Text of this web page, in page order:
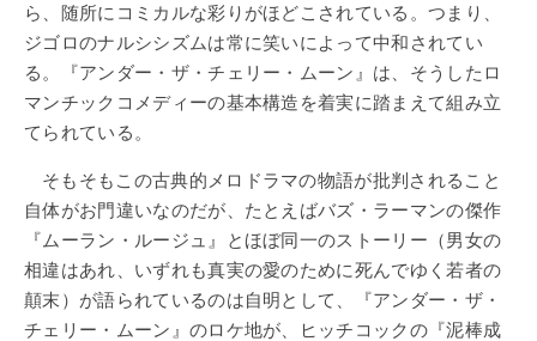
ら、随所にコミカルな彩りがほどこされている。つまり、
ジゴロのナルシシズムは常に笑いによって中和されてい
る。『アンダー・ザ・チェリー・ムーン』は、そうしたロ
マンチックコメディーの基本構造を着実に踏まえて組み立
てられている。
そもそもこの古典的メロドラマの物語が批判されること
自体がお門違いなのだが、たとえばバズ・ラーマンの傑作
『ムーラン・ルージュ』とほぼ同一のストーリー（男女の
相違はあれ、いずれも真実の愛のために死んでゆく若者の
顛末）が語られているのは自明として、『アンダー・ザ・
チェリー・ムーン』のロケ地が、ヒッチコックの『泥棒成